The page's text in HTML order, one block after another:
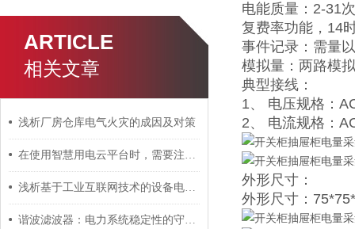
ARTICLE
相关文章
浅析厂房仓库电气火灾的成因及对策
在使用智慧用电云平台时，需要注意哪些问题？
浅析基于工业互联网技术的设备电能监控系统
谐波滤波器：电力系统稳定性的守护者
电能质量：2-31
复费率功能，14
事件记录：需量
模拟量：两路模
典型接线：
1、 电压规格：
2、 电流规格：
外形尺寸：
外形尺寸：